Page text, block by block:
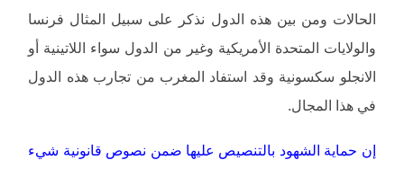
الحالات ومن بين هذه الدول نذكر على سبيل المثال فرنسا
والولايات المتحدة الأمريكية وغير من الدول سواء اللاتينية أو
الانجلو سكسونية وقد استفاد المغرب من تجارب هذه الدول
في هذا المجال.
إن حماية الشهود بالتنصيص عليها ضمن نصوص قانونية شيء